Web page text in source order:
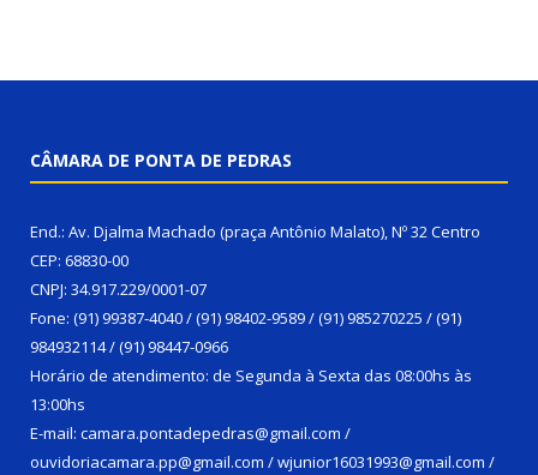
CÂMARA DE PONTA DE PEDRAS
End.: Av. Djalma Machado (praça Antônio Malato), Nº 32 Centro
CEP: 68830-00
CNPJ: 34.917.229/0001-07
Fone: (91) 99387-4040 / (91) 98402-9589 / (91) 985270225 / (91)
984932114 / (91) 98447-0966
Horário de atendimento: de Segunda à Sexta das 08:00hs às
13:00hs
E-mail: camara.pontadepedras@gmail.com /
ouvidoriacamara.pp@gmail.com / wjunior16031993@gmail.com /